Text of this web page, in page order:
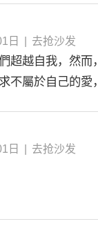
日 去抢沙发
超越自我，然而
不屬於自己的愛
日 去抢沙发